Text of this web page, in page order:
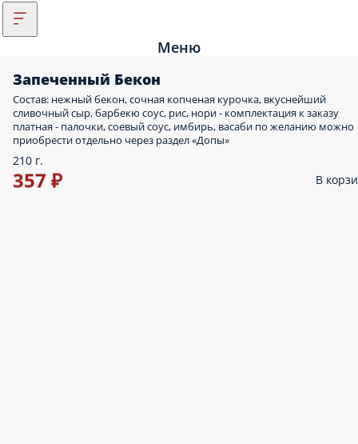
Меню
Запеченный Бекон
Состав: нежный бекон, сочная копченая курочка, вкуснейший
сливочный сыр, барбекю соус, рис, нори - комплектация к заказу
платная - палочки, соевый соус, имбирь, васаби по желанию можно
приобрести отдельно через раздел «Допы»
210 г.
357 ₽ В